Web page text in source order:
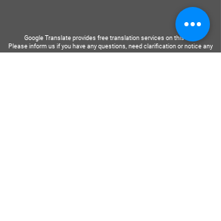
Google Translate provides free translation services on this site.
Please inform us if you have any questions, need clarification or notice any
errors.